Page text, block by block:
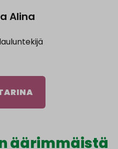
Alina
äärimmäistä